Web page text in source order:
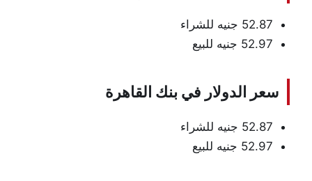
52.87 جنيه للشراء
52.97 جنيه للبيع
سعر الدولار في بنك القاهرة
52.87 جنيه للشراء
52.97 جنيه للبيع